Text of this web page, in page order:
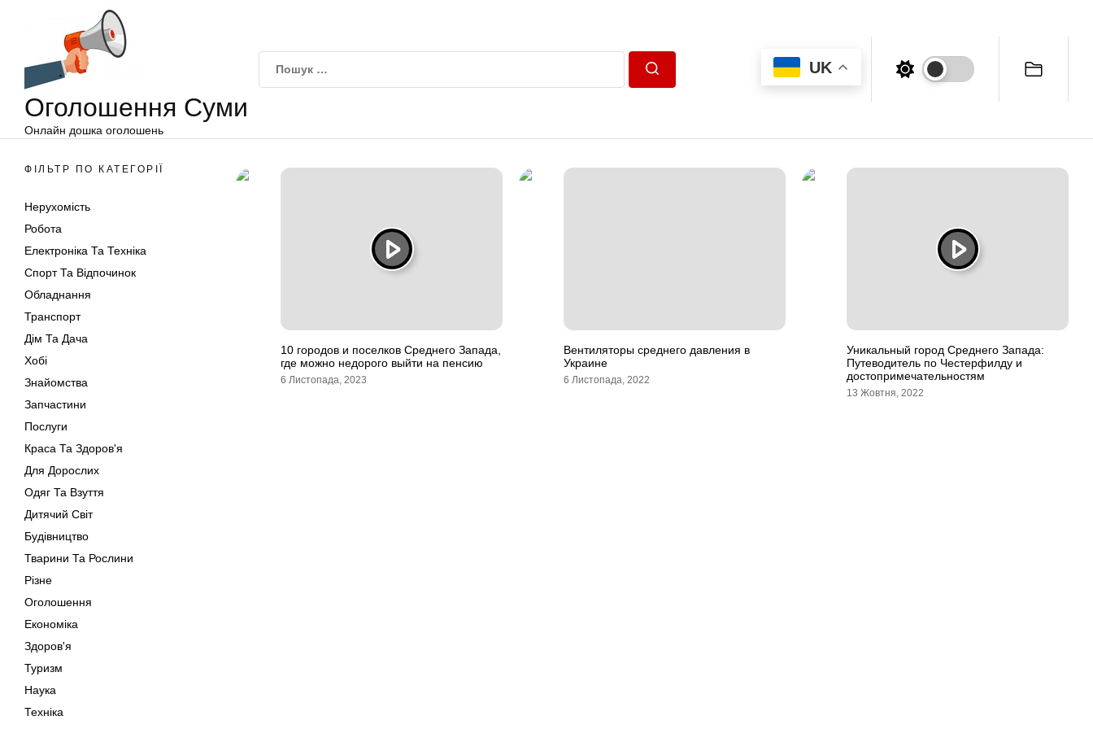
Оголошення Суми
Онлайн дошка оголошень
UK
ФІЛЬТР ПО КАТЕГОРІЇ
Нерухомість
Робота
Електроніка Та Техніка
Спорт Та Відпочинок
Обладнання
Транспорт
Дім Та Дача
Хобі
Знайомства
Запчастини
Послуги
Краса Та Здоров'я
Для Дорослих
Одяг Та Взуття
Дитячий Світ
Будівництво
Тварини Та Рослини
Різне
Оголошення
Економіка
Здоров'я
Туризм
Наука
Техніка
10 городов и поселков Среднего Запада,
где можно недорого выйти на пенсию
6 Листопада, 2023
Вентиляторы среднего давления в
Украине
6 Листопада, 2022
Уникальный город Среднего Запада:
Путеводитель по Честерфилду и
достопримечательностям
13 Жовтня, 2022